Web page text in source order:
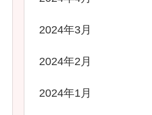
2024年3月
2024年2月
2024年1月